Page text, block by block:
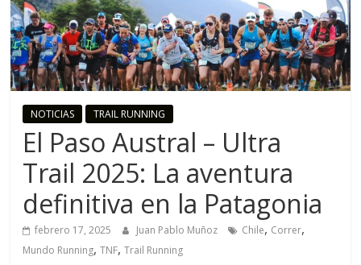
o
R
u
n
n
NOTICIAS TRAIL RUNNING
El Paso Austral – Ultra
Trail 2025: La aventura
definitiva en la Patagonia
febrero 17, 2025 Juan Pablo Muñoz Chile, Correr,
Mundo Running,TNF,Trail Running